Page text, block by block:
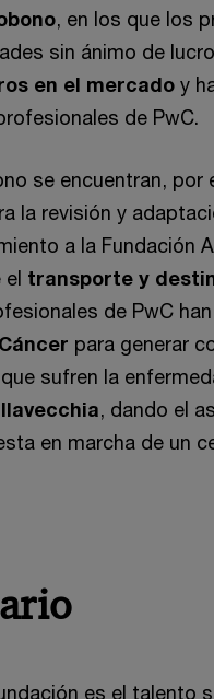
, en los que los
sin ánimo de
en el mercado y
de PwC.
se encuentran, por
la revisión y
a la Fundación
el transporte y
de PwC
para generar
sufren la
, dando el
en marcha de un
es el talento